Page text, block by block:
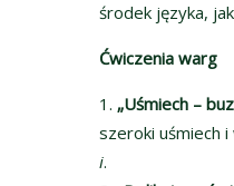
środek języka,
Ćwiczenia warg
„Uśmiech –
szeroki uśmiech
i.